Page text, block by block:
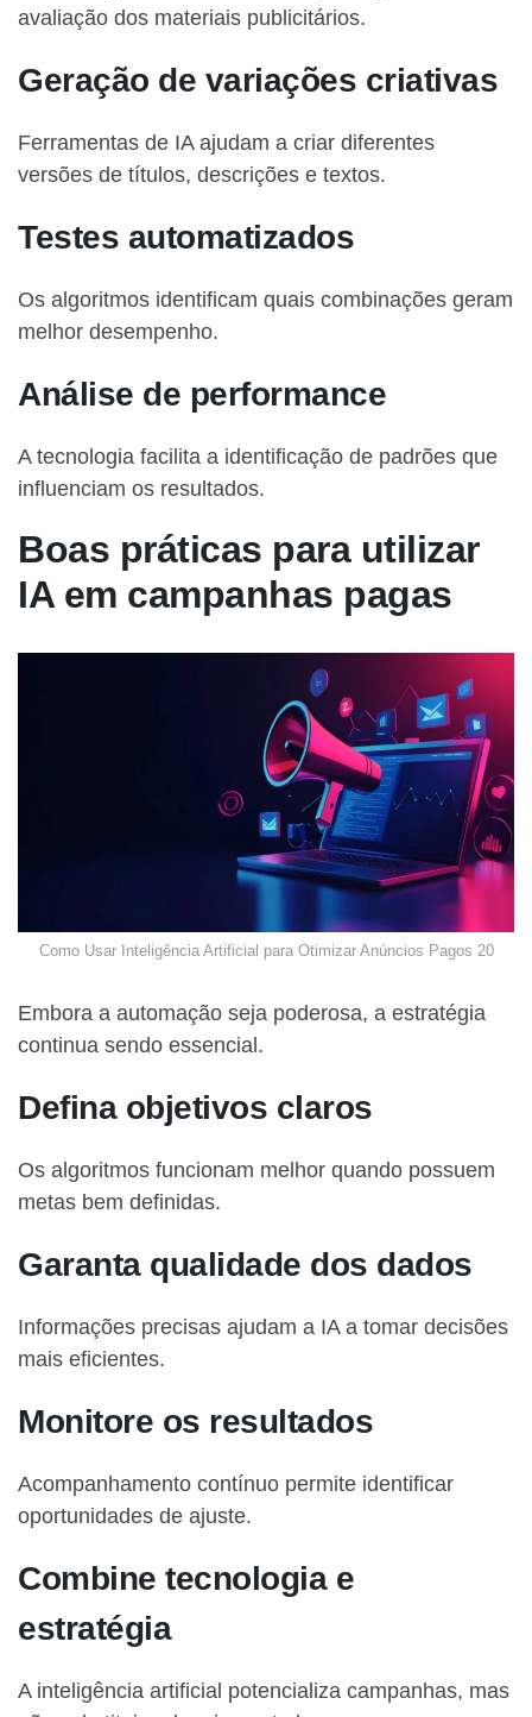
avaliação dos materiais publicitários.
Geração de variações criativas
Ferramentas de IA ajudam a criar diferentes
versões de títulos, descrições e textos.
Testes automatizados
Os algoritmos identificam quais combinações geram
melhor desempenho.
Análise de performance
A tecnologia facilita a identificação de padrões que
influenciam os resultados.
Boas práticas para utilizar
IA em campanhas pagas
Como Usar Inteligência Artificial para Otimizar Anúncios Pagos 20
Embora a automação seja poderosa, a estratégia
continua sendo essencial.
Defina objetivos claros
Os algoritmos funcionam melhor quando possuem
metas bem definidas.
Garanta qualidade dos dados
Informações precisas ajudam a IA a tomar decisões
mais eficientes.
Monitore os resultados
Acompanhamento contínuo permite identificar
oportunidades de ajuste.
Combine tecnologia e
estratégia
A inteligência artificial potencializa campanhas, mas